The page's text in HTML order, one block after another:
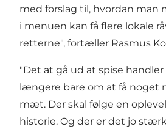
med forslag til, hvordan man
i menuen kan få flere lokale
retterne", fortæller Rasmus
"Det at gå ud at spise
længere bare om at få noget
mæt. Der skal følge en
historie. Og der er det jo